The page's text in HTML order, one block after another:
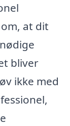
at dit
bliver
ikke med